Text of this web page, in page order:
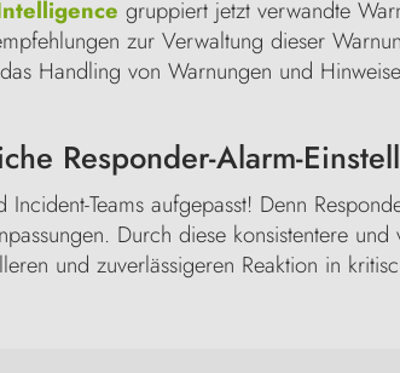
gruppiert jetzt verwandte
zur Verwaltung dieser
Handling von Warnungen und
Responder-Alarm-
Incident-Teams aufgepasst! Denn
Durch diese konsistentere
und zuverlässigeren Reaktion in